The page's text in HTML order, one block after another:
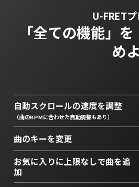
U-FRET
「全ての機能」を
め
自動スクロールの速度を調整
（曲のBPMに合わせた自動調整もあり）
曲のキーを変更
お気に入りに上限なしで曲を追
加